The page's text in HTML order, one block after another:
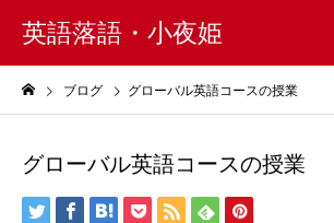
英語落語・小夜姫
ブログ グローバル英語コースの授業
グローバル英語コースの授業